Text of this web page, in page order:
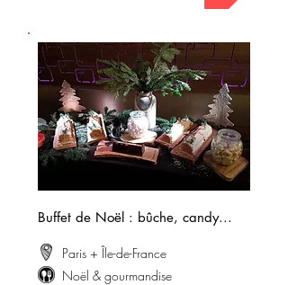
Buffet de Noël : bûche, candy...
Paris + Île-de-France
Noël & gourmandise